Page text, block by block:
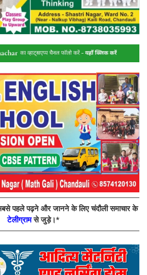
पहले पढ़ने और जानने के लिए चंदौली समाचार के
टेलीग्रामसे जुड़े।*